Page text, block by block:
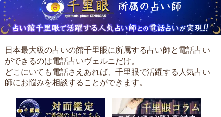
日本最大級の占いの館千里眼に所属する占い師と電話占い
ができるのは電話占いヴェルニだけ。
どこにいても電話さえあれば、千里眼で活躍する人気占い
師にお悩みを相談することができます。